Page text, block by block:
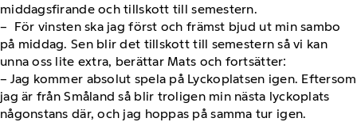
middagsfirande och tillskott till semestern.
– För vinsten ska jag först och främst bjud ut min sambo
på middag. Sen blir det tillskott till semestern så vi kan
unna oss lite extra, berättar Mats och fortsätter:
– Jag kommer absolut spela på Lyckoplatsen igen. Eftersom
jag är från Småland så blir troligen min nästa lyckoplats
någonstans där, och jag hoppas på samma tur igen.